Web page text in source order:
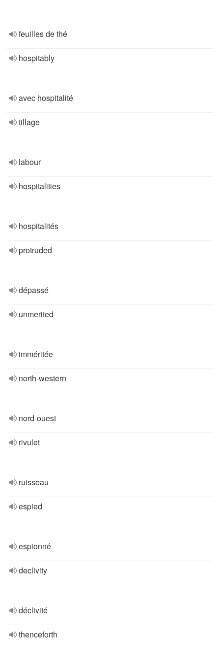
feuilles de thé
hospitably
avec hospitalité
tillage
labour
hospitalities
hospitalités
protruded
dépassé
unmerited
imméritée
north-western
nord-ouest
rivulet
ruisseau
espied
espionné
declivity
déclivité
thenceforth